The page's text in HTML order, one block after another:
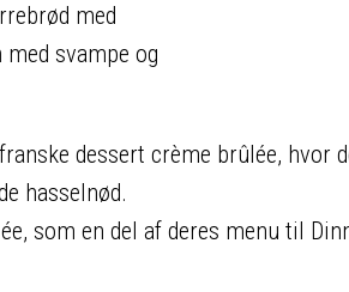
med
svampe og
dessert crème brûlée, hvor
hasselnød.
som en del af deres menu til